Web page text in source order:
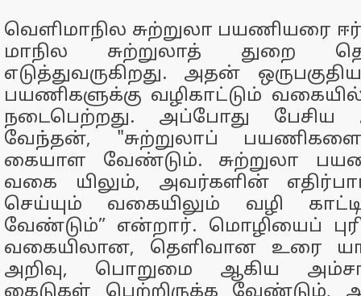
வெளிமாநில சுற்றுலா பயணியரை
மாநில சுற்றுலாத் துறை
எடுத்துவருகிறது. அதன்
பயணிகளுக்கு வழிகாட்டும் வகையில்
நடைபெற்றது. அப்போது பேசிய
வேந்தன், "சுற்றுலாப்
கையாள வேண்டும். சுற்றுலா
வகை யிலும், அவர்களின்
செய்யும் வகையிலும் வழி
வேண்டும்” என்றார். மொழியைப்
வகையிலான, தெளிவான உரை
அறிவு, பொறுமை ஆகிய